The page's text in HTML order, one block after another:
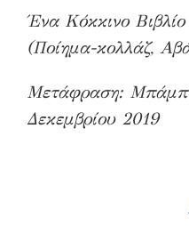
Ένα Κόκκινο
(Ποίημα-κολλάζ,
Μετάφραση:
Δεκεμβρίου 2019